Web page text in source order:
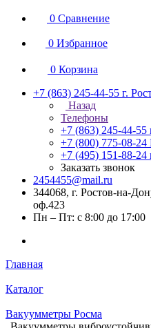
0 Сравнение
0 Избранное
0 Корзина
+7 (863) 245-44-55 г.
Назад
Телефоны
+7 (863) 245-44-55
+7 (800) 775-08-24
+7 (495) 151-88-24
Заказать звонок
2454455@mail.ru
344068, г. Ростов-на-
оф.423
Пн – Пт: с 8:00 до 17:00
Главная
Каталог
Вакуумметры Росма